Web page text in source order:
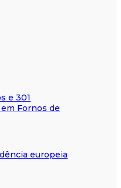
e 301
Fornos de
europeia